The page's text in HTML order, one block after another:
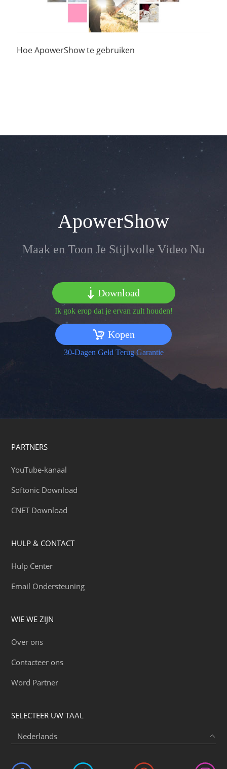
Hoe ApowerShow te gebruiken
ApowerShow
Maak en Toon Je Stijlvolle Video Nu
Download
Ik gok erop dat je ervan zult houden!
Kopen
30-Dagen Geld Terug Garantie
PARTNERS
YouTube-kanaal
Softonic Download
CNET Download
HULP & CONTACT
Hulp Center
Email Ondersteuning
WIE WE ZIJN
Over ons
Contacteer ons
Word Partner
SELECTEER UW TAAL